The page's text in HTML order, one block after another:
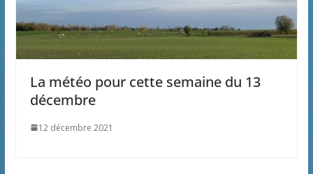
La météo pour cette semaine du 13
décembre
12 décembre 2021